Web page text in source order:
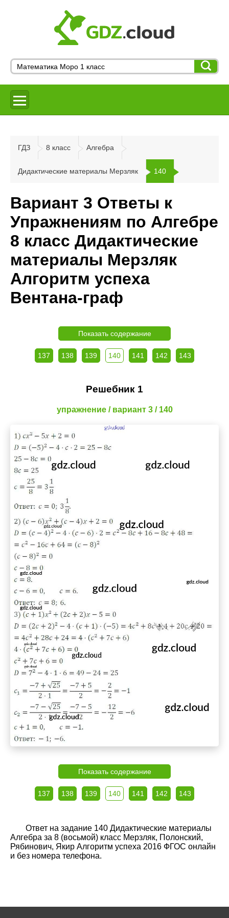
ГДЗ 8 класс Алгебра
Дидактические материалы Мерзляк 140
Вариант 3 Ответы к
Упражнениям по Алгебре
8 класс Дидактические
материалы Мерзляк
Алгоритм успеха
Вентана-граф
Показать содержание
137 138 139 140 141 142 143
Решебник 1
упражнение / вариант 3 / 140
Показать содержание
137 138 139 140 141 142 143
Ответ на задание 140 Дидактические материалы
Алгебра за 8 (восьмой) класс Мерзляк, Полонский,
Рябинович, Якир Алгоритм успеха 2016 ФГОС онлайн
и без номера телефона.